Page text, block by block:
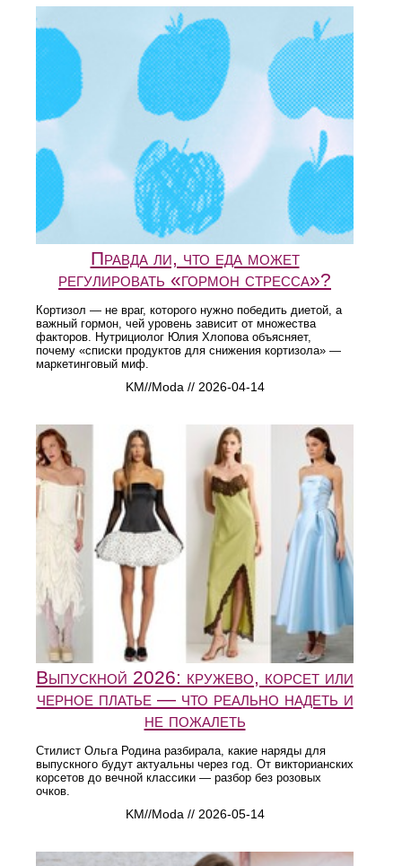
Правда ли, что еда может
регулировать «гормон стресса»?
Кортизол — не враг, которого нужно победить диетой, а
важный гормон, чей уровень зависит от множества
факторов. Нутрициолог Юлия Хлопова объясняет,
почему «списки продуктов для снижения кортизола» —
маркетинговый миф.
KM//Moda // 2026-04-14
Выпускной 2026: кружево, корсет или
черное платье — что реально надеть и
не пожалеть
Стилист Ольга Родина разбирала, какие наряды для
выпускного будут актуальны через год. От викторианских
корсетов до вечной классики — разбор без розовых
очков.
KM//Moda // 2026-05-14